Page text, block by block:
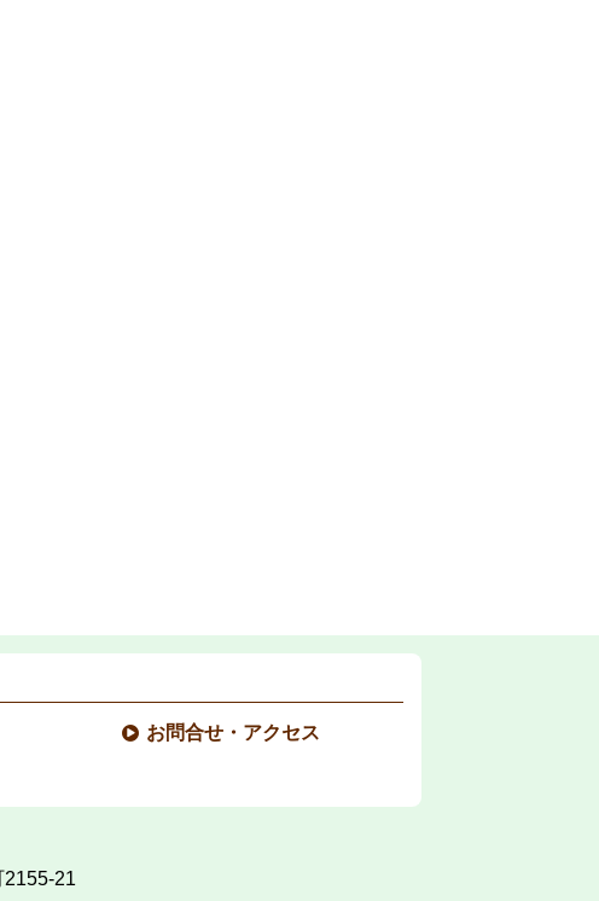
お問合せ・アクセス
21